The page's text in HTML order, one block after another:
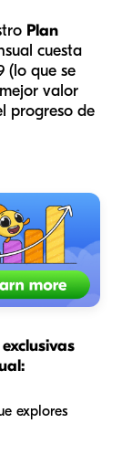
Plan
cuesta
(lo que se
valor
progreso de
explores